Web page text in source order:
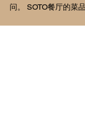
问。 SOTO餐厅的菜